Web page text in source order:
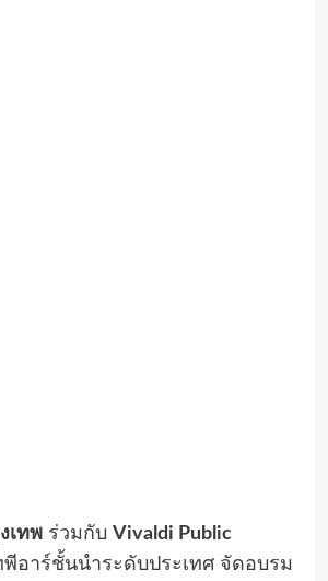
เทพร่วมกับ Vivaldi Public
อาร์ชั้นนำระดับประเทศ จัดอบรม